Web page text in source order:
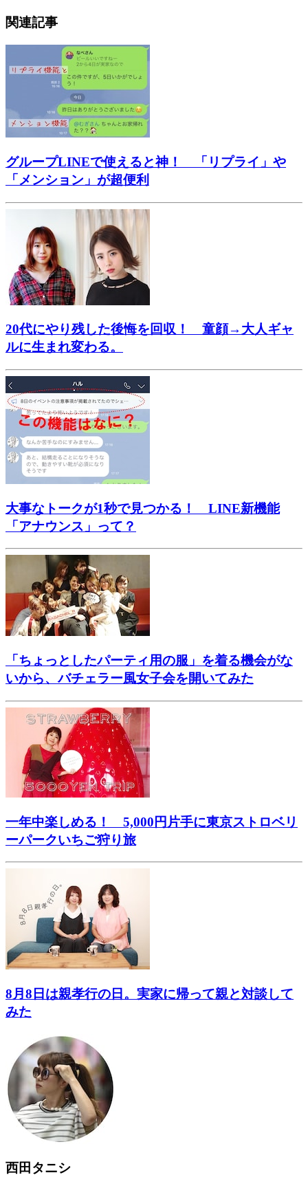
関連記事
グループLINEで使えると神！ 「リプライ」や
「メンション」が超便利
20代にやり残した後悔を回収！ 童顔→大人ギャ
ルに生まれ変わる。
大事なトークが1秒で見つかる！ LINE新機能
「アナウンス」って？
「ちょっとしたパーティ用の服」を着る機会がな
いから、バチェラー風女子会を開いてみた
一年中楽しめる！ 5,000円片手に東京ストロベリ
ーパークいちご狩り旅
8月8日は親孝行の日。実家に帰って親と対談して
みた
西田タニシ